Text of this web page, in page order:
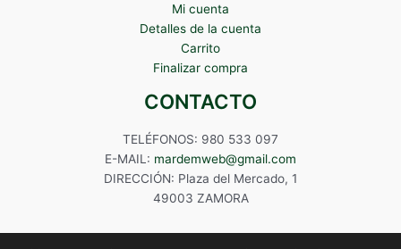
Mi cuenta
Detalles de la cuenta
Carrito
Finalizar compra
CONTACTO
TELÉFONOS: 980 533 097
E-MAIL: mardemweb@gmail.com
DIRECCIÓN: Plaza del Mercado, 1
49003 ZAMORA